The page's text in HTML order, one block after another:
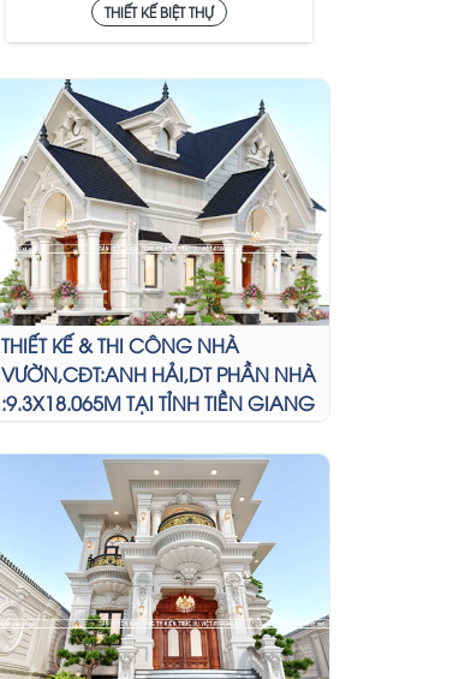
THIẾT KẾ BIỆT THỰ
THIẾT KẾ & THI CÔNG NHÀ
VƯỜN,CĐT:ANH HẢI,DT PHẦN NHÀ
:9.3X18.065M TẠI TỈNH TIỀN GIANG